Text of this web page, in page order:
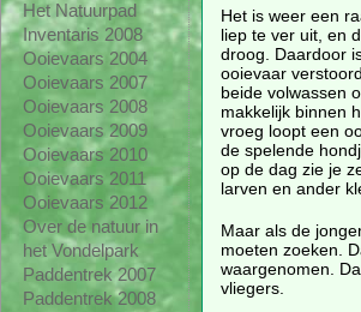
Het Natuurpad
Inventaris 2008
Ooievaars 2004
Ooievaars 2007
Ooievaars 2008
Ooievaars 2009
Ooievaars 2010
Ooievaars 2011
Ooievaars 2012
Over de natuur in
het Vondelpark
Paddentrek 2007
Paddentrek 2008
Het is weer een
liep te ver uit, en
droog. Daardoor
ooievaar
beide volwassen
makkelijk binnen
vroeg loopt een
de spelende
op de dag zie je
larven en ander
Maar als de
moeten zoeken.
waargenomen.
vliegers.